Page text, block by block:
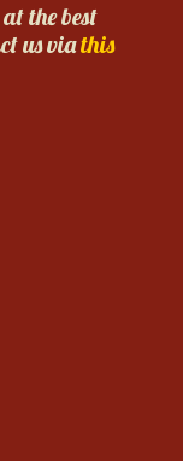
the best
us viathis